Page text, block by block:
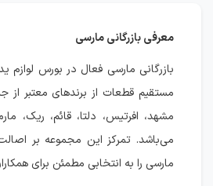
معرفی بازرگانی مارسی
بازرگانی مارسی فعال در بورس
مستقیم قطعات از برندهای معتبر از
می‌باشد. تمرکز این مجموعه بر
مارسی را به انتخابی مطمئن برای